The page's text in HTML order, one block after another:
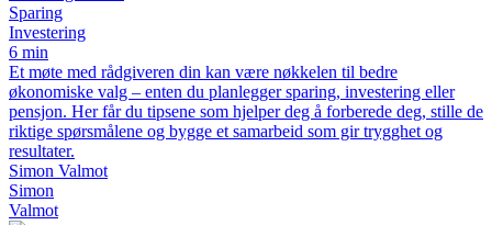
Sparing
Investering
6 min
Et møte med rådgiveren din kan være nøkkelen til bedre
økonomiske valg – enten du planlegger sparing, investering eller
pensjon. Her får du tipsene som hjelper deg å forberede deg, stille de
riktige spørsmålene og bygge et samarbeid som gir trygghet og
resultater.
Simon Valmot
Simon
Valmot